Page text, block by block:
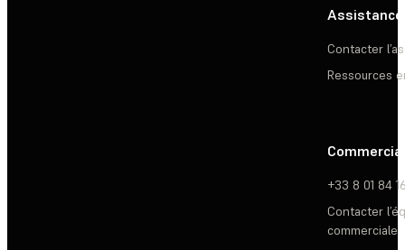
Assistance
Contacter
Ressources
Commercial
+33 8 01 84
Contacter
commerciale